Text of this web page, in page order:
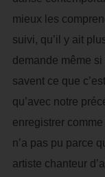
mieux les
suivi, qu’il y ait
demande même
savent ce que
qu’avec notre
enregistrer
n’a pas pu parce
artiste chanteur